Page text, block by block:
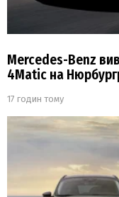
Mercedes-Benz
4Matic на
17 годин тому